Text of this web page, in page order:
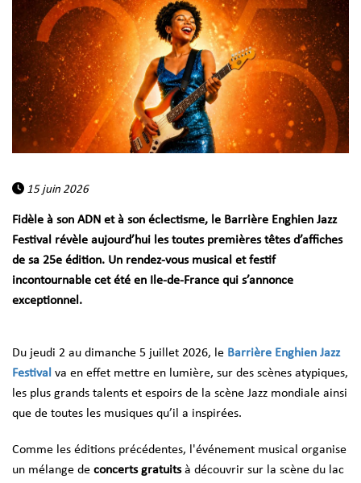
15 juin 2026
Fidèle à son ADN et à son éclectisme, le Barrière Enghien Jazz
Festival révèle aujourd’hui les toutes premières têtes d’affiches
de sa 25e édition. Un rendez-vous musical et festif
incontournable cet été en Ile-de-France qui s’annonce
exceptionnel.
Du jeudi 2 au dimanche 5 juillet 2026, le Barrière Enghien Jazz
Festival va en effet mettre en lumière, sur des scènes atypiques,
les plus grands talents et espoirs de la scène Jazz mondiale ainsi
que de toutes les musiques qu’il a inspirées.
Comme les éditions précédentes, l'événement musical organise
un mélange de concerts gratuitsà découvrir sur la scène du lac